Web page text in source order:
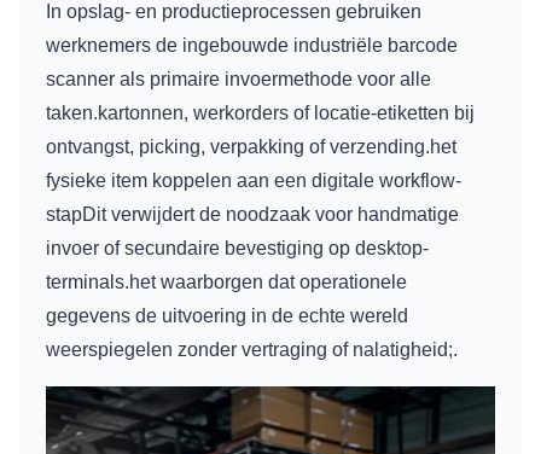
In opslag- en productieprocessen gebruiken
werknemers de ingebouwde industriële barcode
scanner als primaire invoermethode voor alle
taken.kartonnen, werkorders of locatie-etiketten bij
ontvangst, picking, verpakking of verzending.het
fysieke item koppelen aan een digitale workflow-
stapDit verwijdert de noodzaak voor handmatige
invoer of secundaire bevestiging op desktop-
terminals.het waarborgen dat operationele
gegevens de uitvoering in de echte wereld
weerspiegelen zonder vertraging of nalatigheid;.